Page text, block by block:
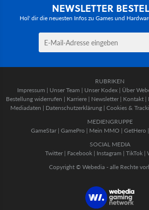
NEWSLETTER
Hol' dir die neuesten Infos zu Games und
RUBRIKEN
Impressum | Unser Team | Unser Kodex | Über
Bestellung widerrufen | Karriere | Newsletter | Kontakt |
Mediadaten | Datenschutzerklärung | Cookies &
MEDIENGRUPPE
GameStar| GamePro | Mein MMO | GetHero |
SOCIAL MEDIA
Twitter | Facebook | Instagram | TikTok |
Copyright © Webedia - alle Rechte